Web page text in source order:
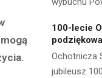
100-lecie
Ochotnicza
jubileusz